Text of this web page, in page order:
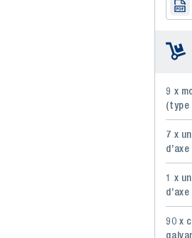
9 x
(type
7 x
1 x
90 x